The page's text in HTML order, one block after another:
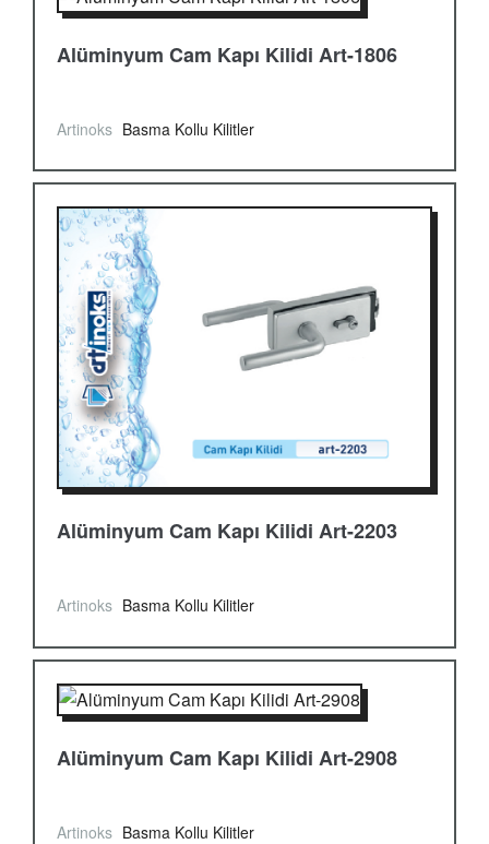
Alüminyum Cam Kapı Kilidi Art-1806
Artinoks Basma Kollu Kilitler
Alüminyum Cam Kapı Kilidi Art-2203
Artinoks Basma Kollu Kilitler
Alüminyum Cam Kapı Kilidi Art-2908
Artinoks Basma Kollu Kilitler